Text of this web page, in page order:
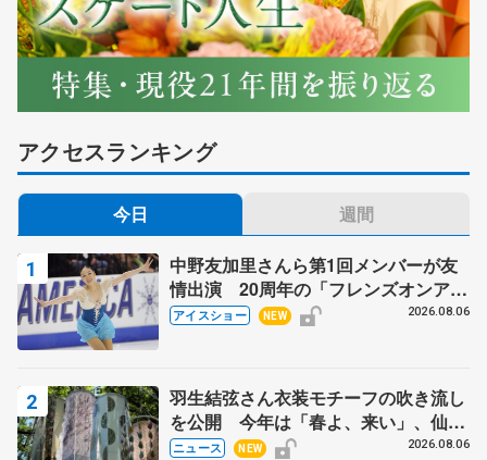
アクセスランキング
今日 週間
中野友加里さんら第1回メンバーが友
情出演 20周年の「フレンズオンアイ
ス」 宮本賢二さん、有川梨絵さん、
アイスショー NEW 2026.08.06
羽生結弦さん衣装モチーフの吹き流し
を公開 今年は「春よ、来い」、仙台
の瑞鳳殿
ニュース NEW 2026.08.06